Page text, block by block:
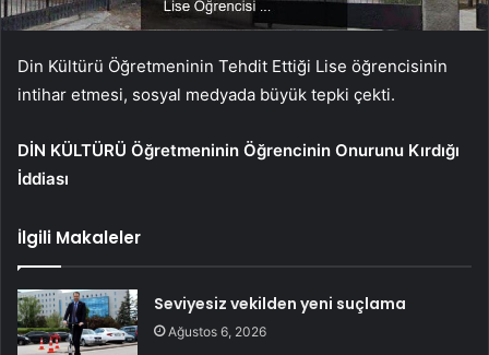
Din Kültürü Öğretmeninin Tehdit Ettiği Lise öğrencisinin
intihar etmesi, sosyal medyada büyük tepki çekti.
DİN KÜLTÜRÜ Öğretmeninin Öğrencinin Onurunu Kırdığı
İddiası
İlgili Makaleler
Seviyesiz vekilden yeni suçlama
Ağustos 6, 2026